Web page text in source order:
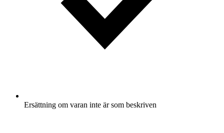
Ersättning om varan inte är som beskriven